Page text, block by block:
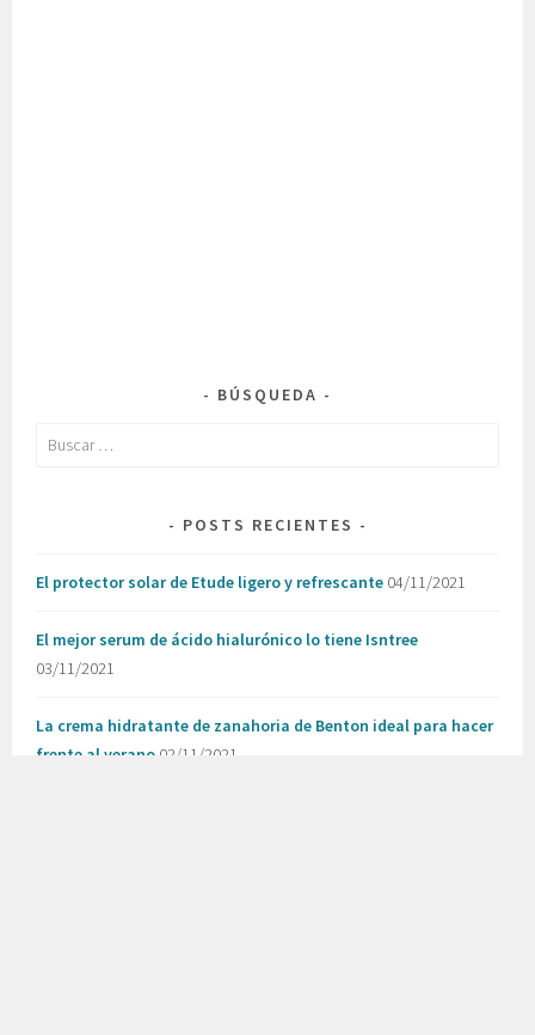
BÚSQUEDA
Buscar:
POSTS RECIENTES
El protector solar de Etude ligero y refrescante 04/11/2021
El mejor serum de ácido hialurónico lo tiene Isntree
03/11/2021
La crema hidratante de zanahoria de Benton ideal para hacer
frente al verano 02/11/2021